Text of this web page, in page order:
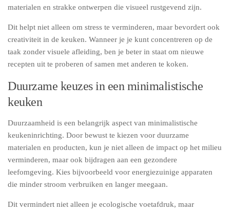
materialen en strakke ontwerpen die visueel rustgevend zijn.
Dit helpt niet alleen om stress te verminderen, maar bevordert ook
creativiteit in de keuken. Wanneer je je kunt concentreren op de
taak zonder visuele afleiding, ben je beter in staat om nieuwe
recepten uit te proberen of samen met anderen te koken.
Duurzame keuzes in een minimalistische
keuken
Duurzaamheid is een belangrijk aspect van minimalistische
keukeninrichting. Door bewust te kiezen voor duurzame
materialen en producten, kun je niet alleen de impact op het milieu
verminderen, maar ook bijdragen aan een gezondere
leefomgeving. Kies bijvoorbeeld voor energiezuinige apparaten
die minder stroom verbruiken en langer meegaan.
Dit vermindert niet alleen je ecologische voetafdruk, maar